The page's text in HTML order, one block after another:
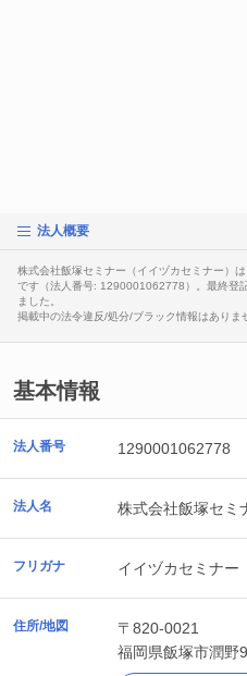
法人概要
株式会社飯塚セミナー（イイヅカセミナー）
です（法人番号: 1290001062778）。最終登
ました。
掲載中の法令違反/処分/ブラック情報はありま
基本情報
法人番号 1290001062778
法人名 株式会社飯塚セミ
フリガナ イイヅカセミナー
住所/地図
〒820-0021
福岡県飯塚市潤野